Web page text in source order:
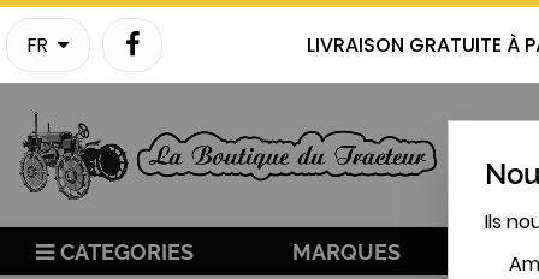
FR LIVRAISON GRATUITE À
CATEGORIES MARQUES
Ils